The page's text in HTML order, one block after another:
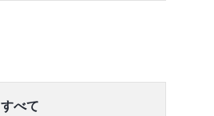
すべて